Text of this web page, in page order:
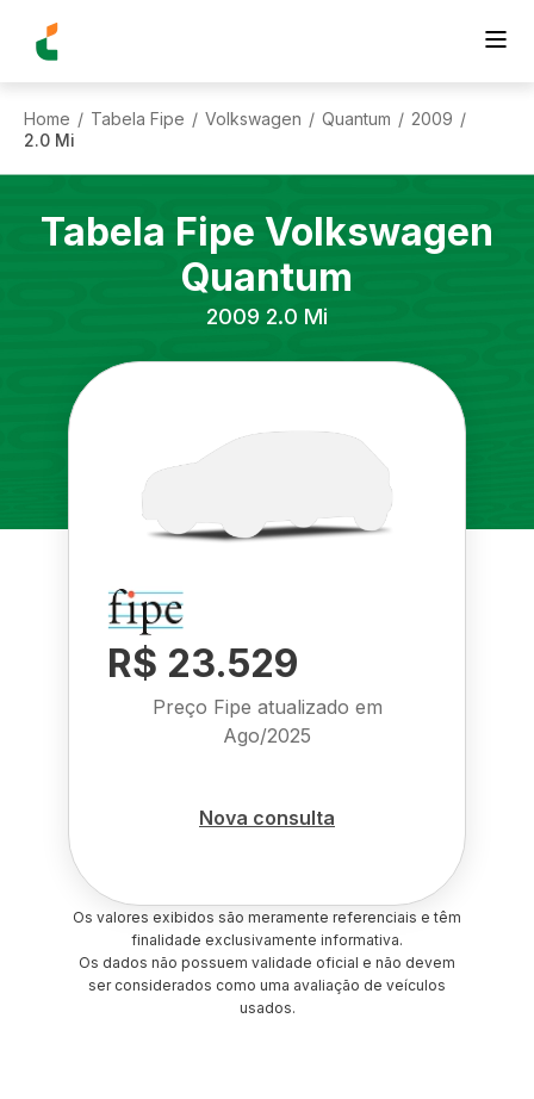
Home / Tabela Fipe / Volkswagen / Quantum / 2009 /
2.0 Mi
Tabela Fipe Volkswagen
Quantum
2009 2.0 Mi
R$ 23.529
Preço Fipe atualizado em
Ago/2025
Nova consulta
Os valores exibidos são meramente referenciais e têm
finalidade exclusivamente informativa.
Os dados não possuem validade oficial e não devem
ser considerados como uma avaliação de veículos
usados.